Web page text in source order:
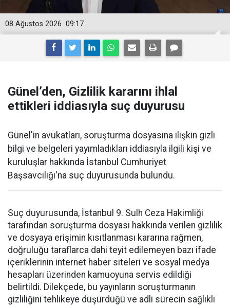
09:17
08 Ağustos 2026
Günel’den, Gizlilik kararını ihlal
ettikleri iddiasıyla suç duyurusu
Günel'in avukatları, soruşturma dosyasına ilişkin gizli
bilgi ve belgeleri yayımladıkları iddiasıyla ilgili kişi ve
kuruluşlar hakkında İstanbul Cumhuriyet
Başsavcılığı'na suç duyurusunda bulundu.
Suç duyurusunda, İstanbul 9. Sulh Ceza Hakimliği
tarafından soruşturma dosyası hakkında verilen gizlilik
ve dosyaya erişimin kısıtlanması kararına rağmen,
doğruluğu taraflarca dahi teyit edilemeyen bazı ifade
içeriklerinin internet haber siteleri ve sosyal medya
hesapları üzerinden kamuoyuna servis edildiği
belirtildi. Dilekçede, bu yayınların soruşturmanın
gizliliğini tehlikeye düşürdüğü ve adli sürecin sağlıklı